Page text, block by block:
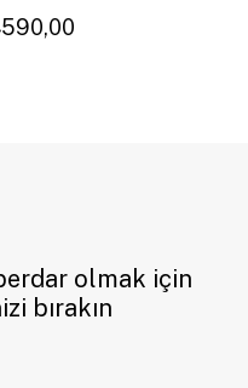
olmak için
bırakın